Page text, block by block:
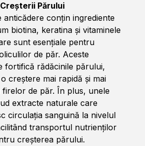
Părului
anticădere conțin ingrediente
biotina, keratina și vitaminele
sunt esențiale pentru
de păr. Aceste
fortifică rădăcinile părului,
creștere mai rapidă și mai
firelor de păr. În plus, unele
extracte naturale care
circulația sanguină la nivelul
transportul nutrienților
creșterea părului.